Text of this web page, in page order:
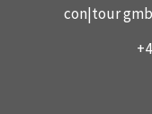
con|tour